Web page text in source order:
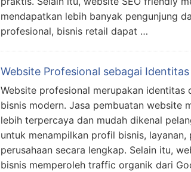
mendapatkan lebih banyak pengunjung
profesional, bisnis retail dapat …
Website Profesional sebagai
Website profesional merupakan
bisnis modern. Jasa pembuatan website
lebih terpercaya dan mudah dikenal
untuk menampilkan profil bisnis,
perusahaan secara lengkap. Selain itu,
bisnis memperoleh traffic organik dari